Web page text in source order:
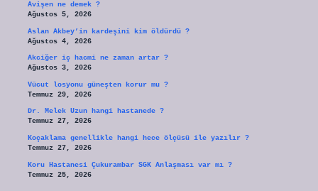
Avişen ne demek ?
Ağustos 5, 2026
Aslan Akbey’in kardeşini kim öldürdü ?
Ağustos 4, 2026
Akciğer iç hacmi ne zaman artar ?
Ağustos 3, 2026
Vücut losyonu güneşten korur mu ?
Temmuz 29, 2026
Dr. Melek Uzun hangi hastanede ?
Temmuz 27, 2026
Koçaklama genellikle hangi hece ölçüsü ile yazılır ?
Temmuz 27, 2026
Koru Hastanesi Çukurambar SGK Anlaşması var mı ?
Temmuz 25, 2026